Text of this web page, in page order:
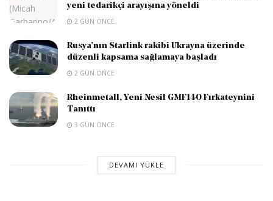
yeni tedarikçi arayışına yöneldi
2 GÜN ÖNCE
Rusya’nın Starlink rakibi Ukrayna üzerinde
düzenli kapsama sağlamaya başladı
2 GÜN ÖNCE
Rheinmetall, Yeni Nesil GMF140 Fırkateynini
Tanıttı
3 GÜN ÖNCE
DEVAMI YÜKLE